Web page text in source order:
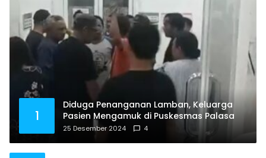
1
Diduga Penanganan Lamban, Keluarga
Pasien Mengamuk di Puskesmas Palasa
25 Desember 2024 4